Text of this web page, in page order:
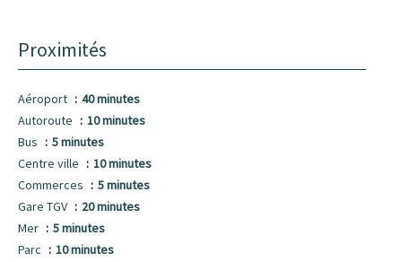
Proximités
Aéroport
40 minutes
Autoroute
10 minutes
Bus
5 minutes
Centre ville
10 minutes
Commerces
5 minutes
Gare TGV
20 minutes
Mer
5 minutes
Parc
10 minutes